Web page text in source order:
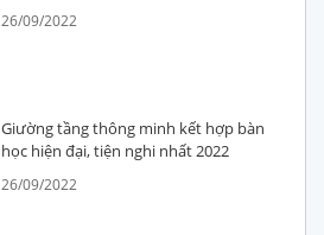
26/09/2022
Giường tầng thông minh kết hợp bàn
học hiện đại, tiện nghi nhất 2022
26/09/2022